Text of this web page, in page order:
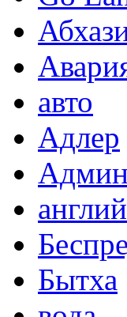
авто
Адлер
Бытха